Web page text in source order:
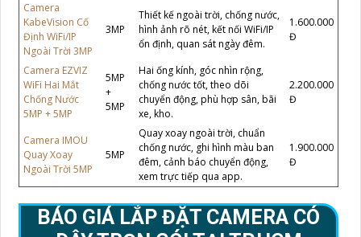
Camera
KabeVision Cố
Định WiFi/IP
Ngoài Trời 3MP
3MP
Thiết kế ngoài trời, chống nước,
hình ảnh rõ nét, kết nối WiFi/IP
ổn định, quan sát ngày đêm.
1.600.000
Đ
Camera EZVIZ
WiFi Hai Mắt
Chống Nước
5MP + 5MP
5MP
+
5MP
Hai ống kính, góc nhìn rộng,
chống nước tốt, theo dõi
chuyển động, phù hợp sân, bãi
xe, kho.
2.200.000
Đ
Camera IMOU
Quay Xoay
Ngoài Trời 5MP
5MP
Quay xoay ngoài trời, chuẩn
chống nước, ghi hình màu ban
đêm, cảnh báo chuyển động,
xem trực tiếp qua app.
1.900.000
Đ
BÁO GIÁ LẮP ĐẶT CAMERA CÓ